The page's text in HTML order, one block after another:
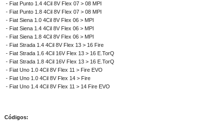
- Fiat Punto 1.4 4Cil 8V Flex 07 > 08 MPI
- Fiat Punto 1.8 4Cil 8V Flex 07 > 08 MPI
- Fiat Siena 1.0 4Cil 8V Flex 06 > MPI
- Fiat Siena 1.4 4Cil 8V Flex 06 > MPI
- Fiat Siena 1.8 4Cil 8V Flex 06 > MPI
- Fiat Strada 1.4 4Cil 8V Flex 13 > 16 Fire
- Fiat Strada 1.6 4Cil 16V Flex 13 > 16 E.TorQ
- Fiat Strada 1.8 4Cil 16V Flex 13 > 16 E.TorQ
- Fiat Uno 1.0 4Cil 8V Flex 11 > Fire EVO
- Fiat Uno 1.0 4Cil 8V Flex 14 > Fire
- Fiat Uno 1.4 4Cil 8V Flex 11 > 14 Fire EVO
Códigos: